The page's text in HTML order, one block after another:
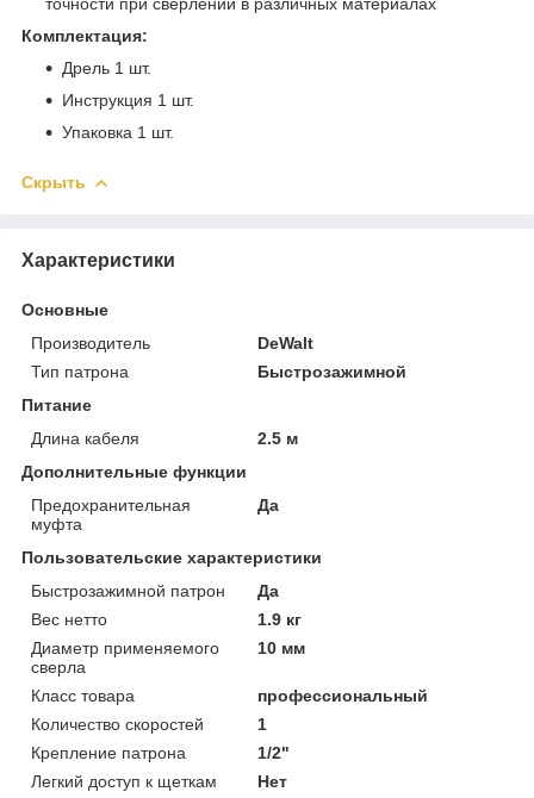
Комплектация:
Дрель 1 шт.
Инструкция 1 шт.
Упаковка 1 шт.
Скрыть
Характеристики
Основные
Производитель
DeWalt
Тип патрона
Быстрозажимной
Питание
Длина кабеля
2.5 м
Дополнительные функции
Предохранительная
муфта
Да
Пользовательские характеристики
Быстрозажимной патрон
Да
Вес нетто
1.9 кг
Диаметр применяемого
сверла
10 мм
Класс товара
профессиональный
Количество скоростей
1
Крепление патрона
1/2"
Легкий доступ к щеткам
Нет